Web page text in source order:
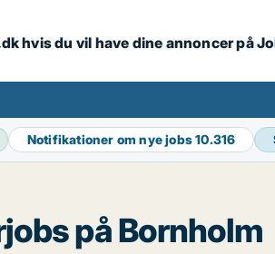
hvis du vil have dine annoncer på
Notifikationer om nye jobs10.316
på Bornholm